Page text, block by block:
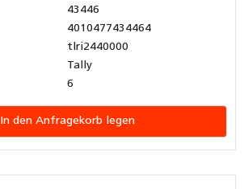
43446
4010477434464
tlri2440000
Tally
6
In den Anfragekorb legen